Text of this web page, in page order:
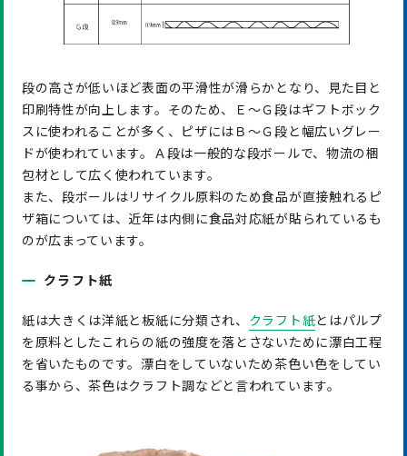
段の高さが低いほど表面の平滑性が滑らかとなり、見た目と
印刷特性が向上します。そのため、Ｅ～Ｇ段はギフトボック
スに使われることが多く、ピザにはＢ～Ｇ段と幅広いグレー
ドが使われています。Ａ段は一般的な段ボールで、物流の梱
包材として広く使われています。
また、段ボールはリサイクル原料のため食品が直接触れるピ
ザ箱については、近年は内側に食品対応紙が貼られているも
のが広まっています。
クラフト紙
紙は大きくは洋紙と板紙に分類され、 クラフト紙とはパルプ
を原料としたこれらの紙の強度を落とさないために漂白工程
を省いたものです。漂白をしていないため茶色い色をしてい
る事から、茶色はクラフト調などと言われています。